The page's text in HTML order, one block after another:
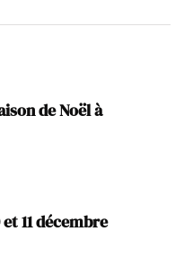
de Noël à
11 décembre